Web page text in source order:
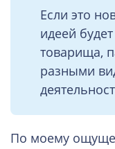
Если это
идеей
товарища,
разными
По моему